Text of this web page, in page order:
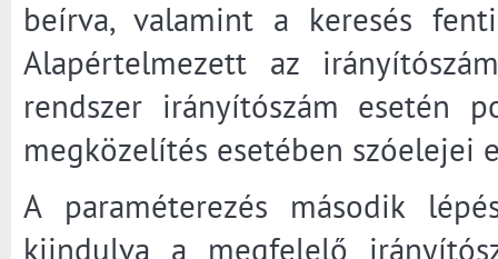
beírva, valamint a keresés
Alapértelmezett az
rendszer irányítószám esetén
megközelítés esetében szóelejei
A paraméterezés második
kiindulva a megfelelő